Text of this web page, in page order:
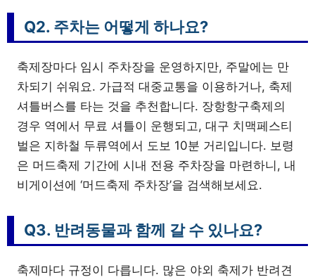
Q2. 주차는 어떻게 하나요?
축제장마다 임시 주차장을 운영하지만, 주말에는 만
차되기 쉬워요. 가급적 대중교통을 이용하거나, 축제
셔틀버스를 타는 것을 추천합니다. 장항항구축제의
경우 역에서 무료 셔틀이 운행되고, 대구 치맥페스티
벌은 지하철 두류역에서 도보 10분 거리입니다. 보령
은 머드축제 기간에 시내 전용 주차장을 마련하니, 내
비게이션에 ‘머드축제 주차장’을 검색해보세요.
Q3. 반려동물과 함께 갈 수 있나요?
축제마다 규정이 다릅니다. 많은 야외 축제가 반려견